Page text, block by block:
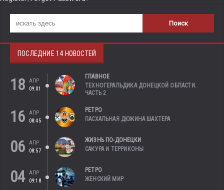
ПОСЛЕДНИЕ 14 НОВОСТЕЙ
18
АПР
09:01
ГЛАВНОЕ
ТЕХНОГЕРАЛЬДИКА ДОНЕЦКОЙ ОБЛАСТИ.
ЧАСТЬ 2
16
АПР
08:45
РЕТРО
ПАСХАЛЬНАЯ ДЮЖИНА ШАХТЕРА
06
АПР
08:57
ЖИЗНЬ ПО-ДОНЕЦКИ
САКУРА И ТЕРРИКОНЫ
04 АПР
09:18
РЕТРО
ЖЕНСКИЙ МИР